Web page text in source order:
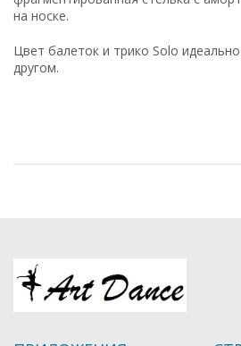
на носке.
Цвет балеток и трико Solo
другом.